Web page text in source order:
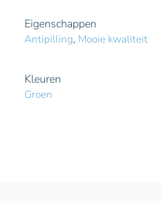
Eigenschappen
Antipilling, Mooie kwaliteit
Kleuren
Groen